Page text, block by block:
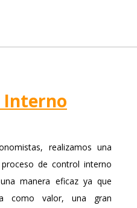
Interno
realizamos una
de control interno
manera eficaz ya que
como valor, una gran